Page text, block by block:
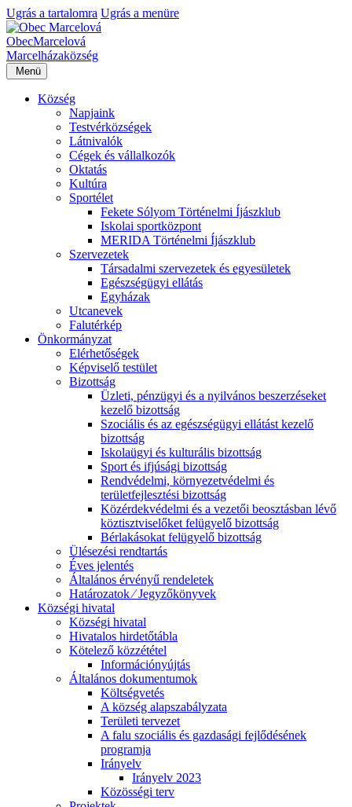
Ugrás a tartalomra Ugrás a menüre
ObecMarcelová
Marcelházaközség
Menü
Község
Napjaink
Testvérközségek
Látnivalók
Cégek és vállalkozók
Oktatás
Kultúra
Sportélet
Fekete Sólyom Történelmi Íjászklub
Iskolai sportközpont
MERIDA Történelmi Íjászklub
Szervezetek
Társadalmi szervezetek és egyesületek
Egészségügyi ellátás
Egyházak
Utcanevek
Falutérkép
Önkormányzat
Elérhetőségek
Képviselő testület
Bizottság
Üzleti, pénzügyi és a nyilvános beszerzéseket
kezelő bizottság
Szociális és az egészségügyi ellátást kezelő
bizottság
Iskolaügyi és kulturális bizottság
Sport és ifjúsági bizottság
Rendvédelmi, környezetvédelmi és
területfejlesztési bizottság
Közérdekvédelmi és a vezetői beosztásban lévő
köztisztviselőket felügyelő bizottság
Bérlakásokat felügyelő bizottság
Ülésezési rendtartás
Éves jelentés
Általános érvényű rendeletek
Határozatok ⁄ Jegyzőkönyvek
Községi hivatal
Községi hivatal
Hivatalos hirdetőtábla
Kötelező közzététel
Információnyújtás
Általános dokumentumok
Költségvetés
A község alapszabályzata
Területi tervezet
A falu szociális és gazdasági fejlődésének
programja
Irányelv
Irányelv 2023
Közösségi terv